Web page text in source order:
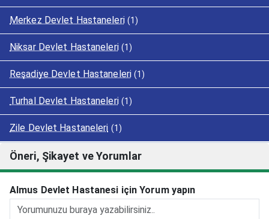
Merkez Devlet Hastaneleri (1)
Niksar Devlet Hastaneleri (1)
Reşadiye Devlet Hastaneleri (1)
Turhal Devlet Hastaneleri (1)
Zile Devlet Hastaneleri (1)
Öneri, Şikayet ve Yorumlar
Almus Devlet Hastanesi için Yorum yapın